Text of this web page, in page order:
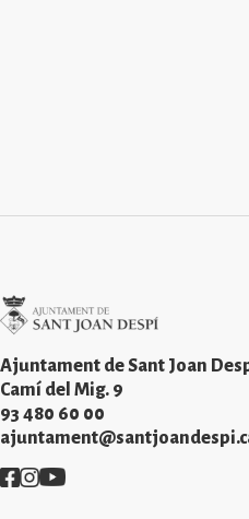
Imatge
Ajuntament de Sant Joan
Camí del Mig. 9
93 480 60 00
Imatge
Imatge
Imatge